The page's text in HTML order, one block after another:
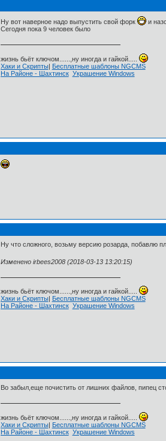
Ну вот наверное надо выпустить свой форк
и
Сегодня пока 9 человек было
жизнь бьёт ключом......,ну иногда и гайкой.....
Хаки и Скрипты| Бесплатные шаблоны NGCMS
На Районе - Шахтинск Украшение Windows
Ну что сложного, возьму версию розарда, побавлю
Изменено irbees2008 (2018-03-13 13:20:15)
жизнь бьёт ключом......,ну иногда и гайкой.....
Хаки и Скрипты|
Бесплатные шаблоны NGCMS
На Районе - Шахтинск Украшение Windows
Во забыл,еще почистить от лишних файлов, пипец
жизнь бьёт ключом......,ну иногда и гайкой.....
Хаки и Скрипты| Бесплатные шаблоны NGCMS
На Районе - Шахтинск Украшение Windows